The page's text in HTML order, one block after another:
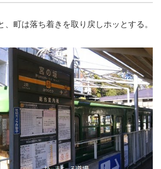
、町は落ち着きを取り戻しホッとする。